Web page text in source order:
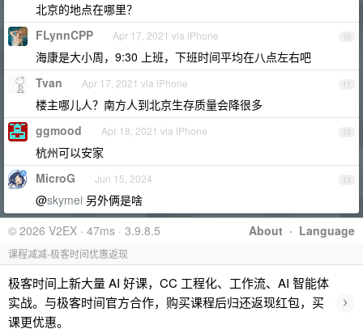
北京的地点在哪里？
10
FLynnCPP Apr 17, 2021 via iPhone
海康是大小周，9:30 上班，下班时间平均在八点左右吧
11
Tvan Apr 17, 2021 via iPhone
楼主哪儿人？南方人到北京生存质量会降很多
12
ggmood Apr 18, 2021 via iPhone
杭州可以安家
13
MicroG Jun 15, 2024
@skymei 另外俩是啥
About · Language
© 2026 V2EX · 47ms · 3.9.8.5
课程减减-极客时间优惠返现
极客时间上新大量 AI 好课，CC 工程化、工作流、AI 智能体
实战。与极客时间官方合作，购买课程后归还返现红包，买
课更优惠。
›